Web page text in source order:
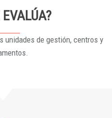
unidades de gestión, centros y